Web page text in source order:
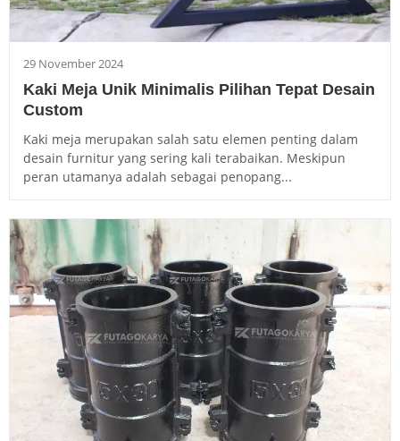
29 November 2024
Kaki Meja Unik Minimalis Pilihan Tepat Desain
Custom
Kaki meja merupakan salah satu elemen penting dalam
desain furnitur yang sering kali terabaikan. Meskipun
peran utamanya adalah sebagai penopang...